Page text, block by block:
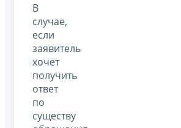
В
случае,
если
заявитель
хочет
получить
ответ
по
существу